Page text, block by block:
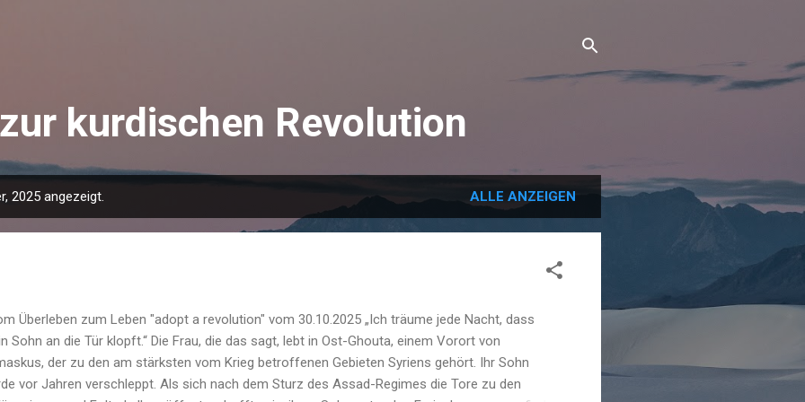
kurdischen Revolution
2025 angezeigt. ALLE ANZEIGEN
Überleben zum Leben "adopt a revolution" vom 30.10.2025 „Ich träume jede Nacht, dass
Sohn an die Tür klopft.“ Die Frau, die das sagt, lebt in Ost-Ghouta, einem Vorort von
der zu den am stärksten vom Krieg betroffenen Gebieten Syriens gehört. Ihr Sohn
vor Jahren verschleppt. Als sich nach dem Sturz des Assad-Regimes die Tore zu den